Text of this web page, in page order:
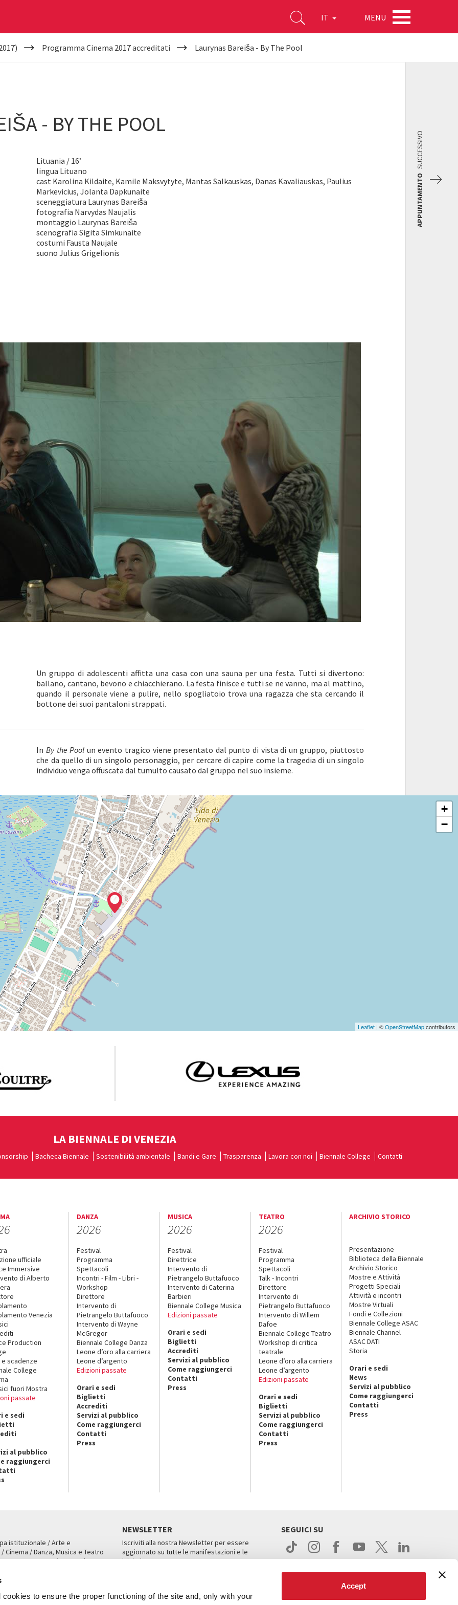
to ensure the proper functioning of the site and, only with your
Accept
IT MENU
Programma Cinema 2017 accreditati Laurynas Bareiša - By The Pool
- BY THE POOL
Lituania / 16’
lingua Lituano
cast Karolina Kildaite, Kamile Maksvytyte, Mantas Salkauskas, Danas Kavaliauskas, Paulius
Markevicius, Jolanta Dapkunaite
sceneggiatura Laurynas Bareiša
fotografia Narvydas Naujalis
montaggio Laurynas Bareiša
scenografia Sigita Simkunaite
costumi Fausta Naujale
suono Julius Grigelionis
APPUNTAMENTO
SUCCESSIVO
Un gruppo di adolescenti affitta una casa con una sauna per una festa. Tutti si divertono:
ballano, cantano, bevono e chiacchierano. La festa finisce e tutti se ne vanno, ma al mattino,
quando il personale viene a pulire, nello spogliatoio trova una ragazza che sta cercando il
bottone dei suoi pantaloni strappati.
In By the Pool un evento tragico viene presentato dal punto di vista di un gruppo, piuttosto
che da quello di un singolo personaggio, per cercare di capire come la tragedia di un singolo
individuo venga offuscata dal tumulto causato dal gruppo nel suo insieme.
+
−
Leaflet | ©OpenStreetMapcontributors
LA BIENNALE DI VENEZIA
Bacheca Biennale Sostenibilità ambientale Bandi e Gare Trasparenza Lavora con noi Biennale College Contatti
ufficiale
Immersive
di Alberto
Venezia
Production
e scadenze
College
fuori Mostra
passate
e sedi
al pubblico
raggiungerci
DANZA
2026
Festival
Programma
Spettacoli
Incontri - Film - Libri -
Workshop
Direttore
Intervento di
Pietrangelo Buttafuoco
Intervento di Wayne
McGregor
Biennale College Danza
Leone d’oro alla carriera
Leone d’argento
Edizioni passate
Orari e sedi
Biglietti
Accrediti
Servizi al pubblico
Come raggiungerci
Contatti
Press
MUSICA
2026
Festival
Direttrice
Intervento di
Pietrangelo Buttafuoco
Intervento di Caterina
Barbieri
Biennale College Musica
Edizioni passate
Orari e sedi
Biglietti
Accrediti
Servizi al pubblico
Come raggiungerci
Contatti
Press
TEATRO
2026
Festival
Programma
Spettacoli
Talk - Incontri
Direttore
Intervento di
Pietrangelo Buttafuoco
Intervento di Willem
Dafoe
Biennale College Teatro
Workshop di critica
teatrale
Leone d’oro alla carriera
Leone d’argento
Edizioni passate
Orari e sedi
Biglietti
Servizi al pubblico
Come raggiungerci
Contatti
Press
ARCHIVIO STORICO
Presentazione
Biblioteca della Biennale
Archivio Storico
Mostre e Attività
Progetti Speciali
Attività e incontri
Mostre Virtuali
Fondi e Collezioni
Biennale College ASAC
Biennale Channel
ASAC DATI
Storia
Orari e sedi
News
Servizi al pubblico
Come raggiungerci
Contatti
Press
istituzionale / Arte e
Cinema / Danza, Musica e Teatro
San Marco 1364/A, Venezia
NEWSLETTER
Iscriviti alla nostra Newsletter per essere
aggiornato su tutte le manifestazioni e le
iniziative.
SEGUICI SU